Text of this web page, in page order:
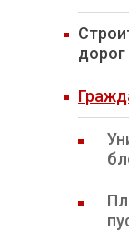
Строительство и благоустройство
дорог